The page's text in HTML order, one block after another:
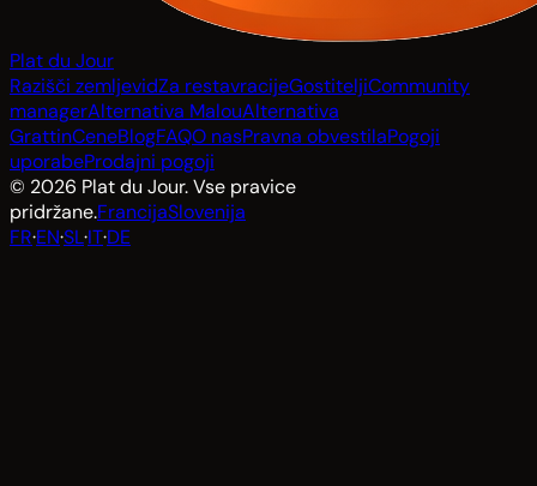
Plat du Jour
Razišči zemljevidZa restavracijeGostiteljiCommunity
managerAlternativa MalouAlternativa
GrattinCeneBlogFAQO nasPravna obvestilaPogoji
uporabeProdajni pogoji
© 2026 Plat du Jour. Vse pravice
pridržane.FrancijaSlovenija
FR·EN·SL·IT·DE